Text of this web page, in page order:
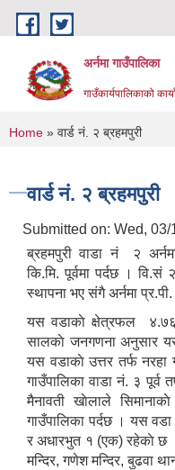
Skip to main content
अर्नमा गाउँपालिका
गाउँकार्यपालिकाको
You are here
Home » वार्ड नं. २ ब्रहमपुरी
वार्ड नं. २ ब्रहमपुरी
Submitted on: Wed, 03/
ब्रहमपुरी वाडा नं २ अर्नमा
कि.मि. पूर्वमा पर्दछ ।
स्थापना भए संगै अर्नमा
यस वडाकाे क्षेत्रफल
सालकाे जनगणना अनुसार
यस वडाकाे उत्तर तर्फ नरहा
गाउँपालिका वाडा नं. ३ पूर्व
मैनावती खाेलाले
गाउँपालिका पर्दछ । यस
र अधारभुत १ (एक) रहेकाे छ ।
मन्दिर, गणेश मन्दिर, बुढवा